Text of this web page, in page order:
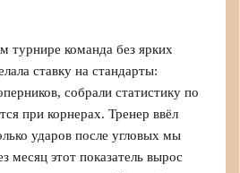
турнире команда без ярких
ставку на стандарты:
собрали статистику по
при корнерах. Тренер ввёл
ударов после угловых мы
месяц этот показатель вырос